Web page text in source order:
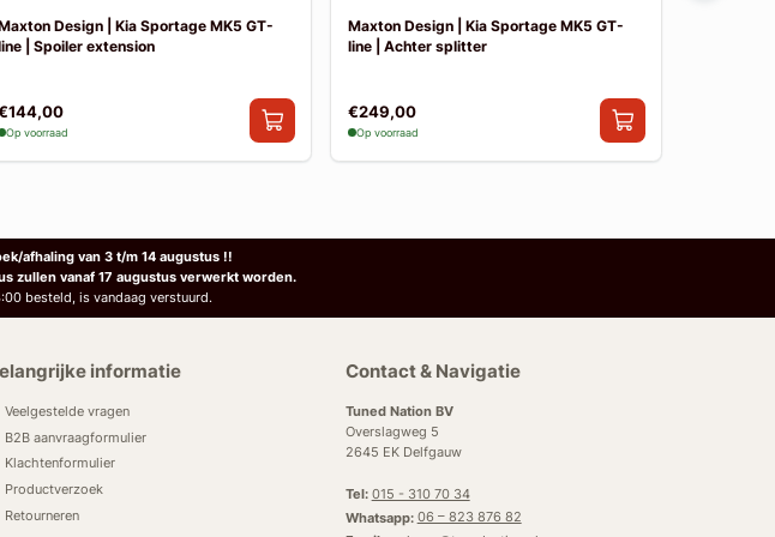
Design | Kia Sportage MK5 GT-
| Spoiler extension
Op voorraad
Maxton Design | Kia Sportage MK5 GT-
line | Achter splitter
€249,00
Op voorraad
afhaling van 3 t/m 14 augustus !!
zullen vanaf 17 augustus verwerkt worden.
besteld, is vandaag verstuurd.
informatie
Veelgestelde vragen
B2B aanvraagformulier
Klachtenformulier
Productverzoek
Retourneren
Contact & Navigatie
Tuned Nation BV
Overslagweg 5
2645 EK Delfgauw
Tel: 015 - 310 70 34
Whatsapp: 06 – 823 876 82